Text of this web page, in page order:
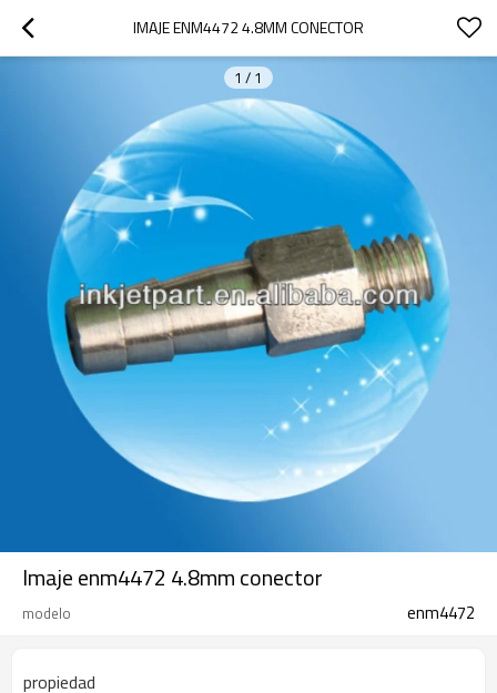
IMAJE ENM4472 4.8MM CONECTOR
1 / 1
Imaje enm4472 4.8mm conector
modelo enm4472
propiedad